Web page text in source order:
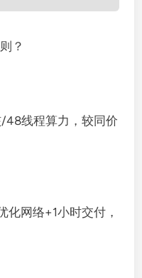
？
48线程算力，较同价
化网络+1小时交付，